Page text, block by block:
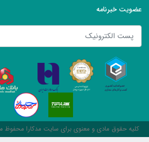
عضویت خبرنامه
کلیه حقوق مادی و معنوی برای سایت مدکارا محفوظ